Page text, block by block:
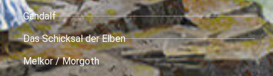
Gandalf
Das Schicksal der Elben
Melkor / Morgoth